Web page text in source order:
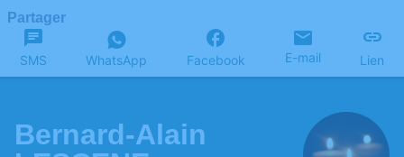
Partager
SMS WhatsApp Facebook E-mail Lien
Bernard-Alain